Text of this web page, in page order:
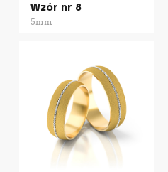
Wzór nr 8
5mm